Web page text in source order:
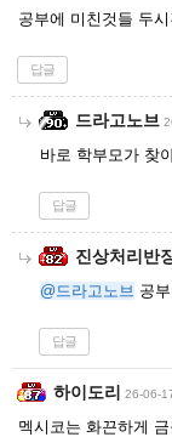
공부에 미친것들 두
답글
드라고노브
바로 학부모가 찾
답글
진상처리반
@드라고노브 공
답글
하이도리 26-06-
멕시코는 화끈하게